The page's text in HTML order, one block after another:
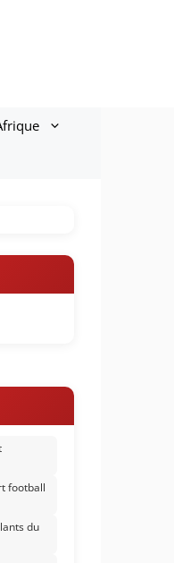
football
du